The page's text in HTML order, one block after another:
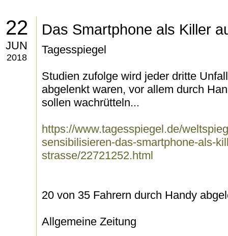
22
JUN
2018
Das Smartphone als Killer
Tagesspiegel
Studien zufolge wird jeder dritte
abgelenkt waren, vor allem durch
sollen wachrütteln...
https://www.tagesspiegel.de/
sensibilisieren-das-smartphone-als-
strasse/22721252.html
20 von 35 Fahrern durch Handy
Allgemeine Zeitung